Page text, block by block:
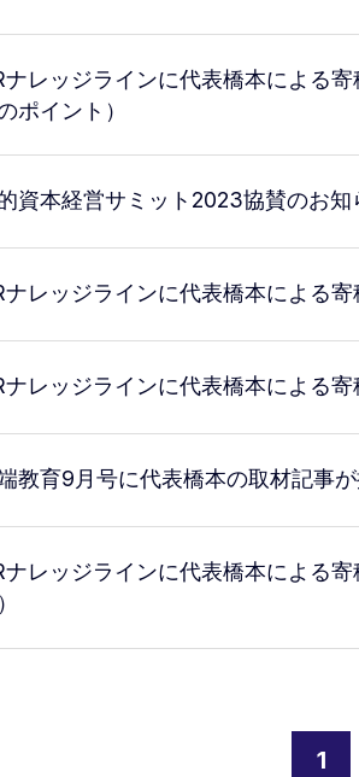
ナレッジラインに代表橋本による
ポイント）
資本経営サミット2023協賛のお知
ナレッジラインに代表橋本による
ナレッジラインに代表橋本による
教育9月号に代表橋本の取材記事
ナレッジラインに代表橋本による
1